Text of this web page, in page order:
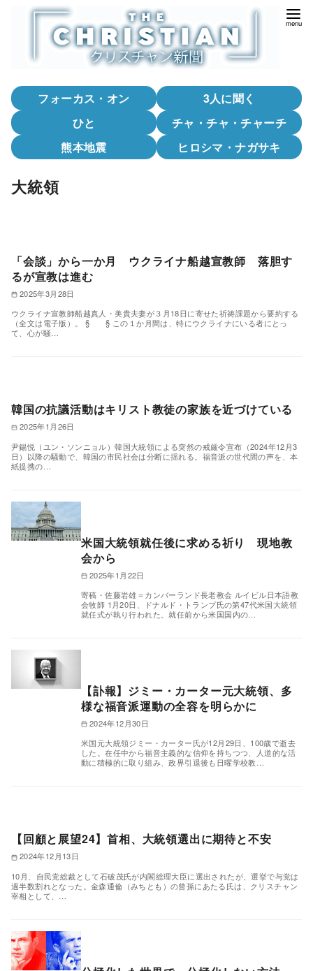
フォーカス・オン
3人に聞く
ひと
チャ・チャ・チャーチ
熊本地震
ヒロシマ・ナガサキ
大統領
「会談」から一か月 ウクライナ船越宣教師 落胆す
るが宣教は進む
2025年3月28日
ウクライナ宣教師船越真人・美貴夫妻が３月18日に寄せた祈祷課題から要約する
（全文は電子版）。 § § この１か月間は、特にウクライナにいる者にとっ
て、心が騒…
韓国の抗議活動はキリスト教徒の家族を近づけている
2025年1月26日
尹錫悦（ユン・ソンニョル）韓国大統領による突然の戒厳令宣布（2024年12月3
日）以降の騒動で、韓国の市民社会は分断に揺れる。福音派の世代間の声を、本
紙提携の…
米国大統領就任後に求める祈り 現地教
会から
2025年1月22日
寄稿・佐藤岩雄＝カンバーランド長老教会 ルイビル日本語教
会牧師 1月20日、ドナルド・トランプ氏の第47代米国大統領
就任式が執り行われた。就任前から米国国内の…
【訃報】ジミー・カーター元大統領、多
様な福音派運動の全容を明らかに
2024年12月30日
米国元大統領ジミー・カーター氏が12月29日、100歳で逝去
した。在任中から福音主義的な信仰を持ちつつ、人道的な活
動に積極的に取り組み、政界引退後も日曜学校教…
【回顧と展望24】首相、大統領選出に期待と不安
2024年12月13日
10月、自民党総裁として石破茂氏が内閣総理大臣に選出されたが、選挙で与党は
過半数割れとなった。金森通倫（みちとも）の曾孫にあたる氏は、クリスチャン
宰相として、…